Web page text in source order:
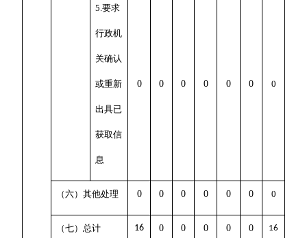
5.要求
行政机
关确认
或重新
出具已
获取信
息
0 0 0 0 0 0 0
（六）其他处理 0 0 0 0 0 0 0
（七）总计 16 0 0 0 0 0 16